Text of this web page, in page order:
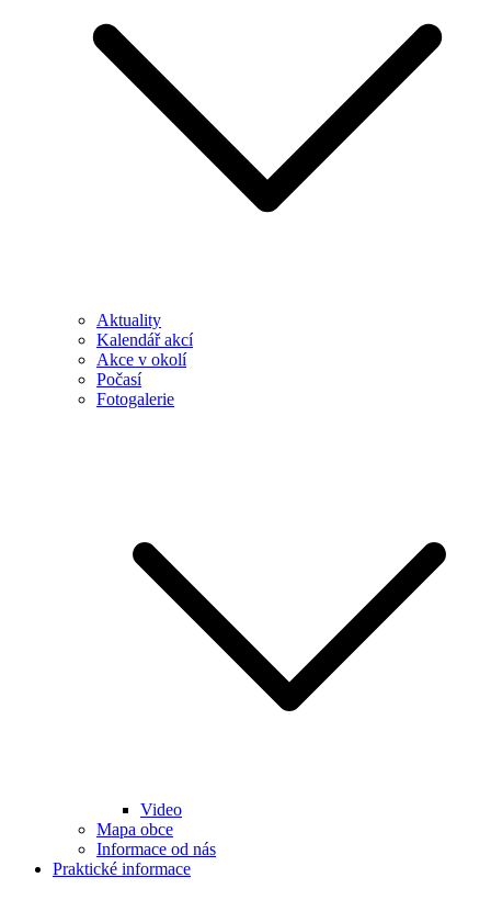
Aktuality
Kalendář akcí
Akce v okolí
Počasí
Fotogalerie
Video
Mapa obce
Informace od nás
Praktické informace